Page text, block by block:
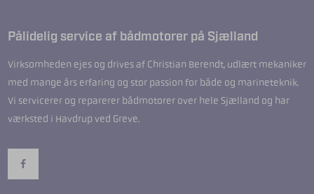
Pålidelig service af bådmotorer på Sjælland
Virksomheden ejes og drives af Christian Berendt, udlært mekaniker
med mange års erfaring og stor passion for både og marineteknik.
Vi servicerer og reparerer bådmotorer over hele Sjælland og har
værksted i Havdrup ved Greve.